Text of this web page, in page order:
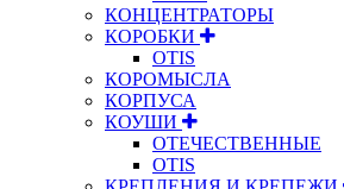
КОНЦЕНТРАТОРЫ
КОРОБКИ
OTIS
КОРОМЫСЛА
КОРПУСА
КОУШИ
ОТЕЧЕСТВЕННЫЕ
OTIS